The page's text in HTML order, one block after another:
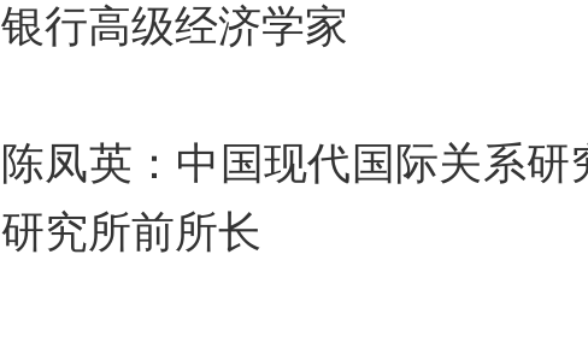
银行高级经济学家
陈凤英：中国现代国际关系研
研究所前所长